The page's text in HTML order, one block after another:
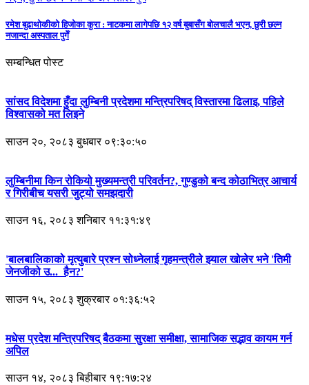
रमेश बुढाथोकीको हिजोका कुरा : नाटकमा लागेपछि १२ वर्ष बुबासँग बोलचालै भएन, छुरी छल्न
नजान्दा अस्पताल पुगेँ
सम्बन्धित पोस्ट
सांसद विदेशमा हुँदा लुम्बिनी प्रदेशमा मन्त्रिपरिषद् विस्तारमा ढिलाइ, पहिले
विश्वासको मत लिइने
साउन २०, २०८३ बुधबार ०९:३०:५०
लुम्बिनीमा किन रोकियो मुख्यमन्त्री परिवर्तन?, गुण्डुको बन्द कोठाभित्र आचार्य
र गिरीबीच यसरी जुट्यो समझदारी
साउन १६, २०८३ शनिबार ११:३१:४९
'बालबालिकाको मृत्युबारे प्रश्न सोध्नेलाई गृहमन्त्रीले झ्याल खोलेर भने 'तिमी
जेनजीको उ... हैन?'
साउन १५, २०८३ शुक्रबार ०१:३६:५२
मधेस प्रदेश मन्त्रिपरिषद् बैठकमा सुरक्षा समीक्षा, सामाजिक सद्भाव कायम गर्न
अपिल
साउन १४, २०८३ बिहीबार १९:१७:२४